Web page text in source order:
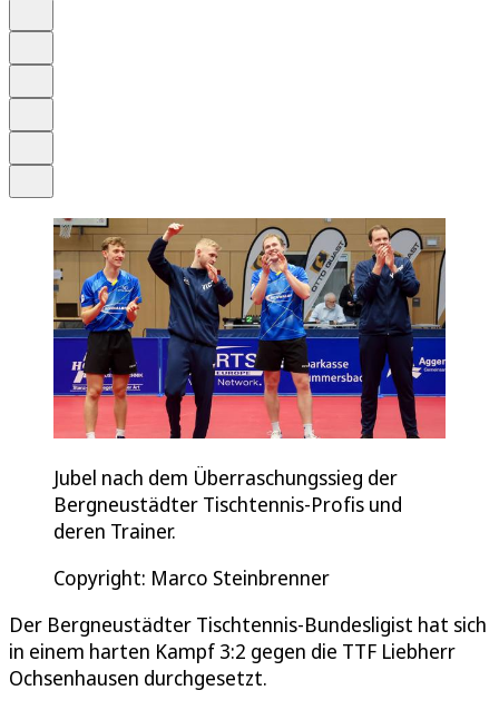
Jubel nach dem Überraschungssieg der
Bergneustädter Tischtennis-Profis und
deren Trainer.
Copyright: Marco Steinbrenner
Der Bergneustädter Tischtennis-Bundesligist hat sich
in einem harten Kampf 3:2 gegen die TTF Liebherr
Ochsenhausen durchgesetzt.